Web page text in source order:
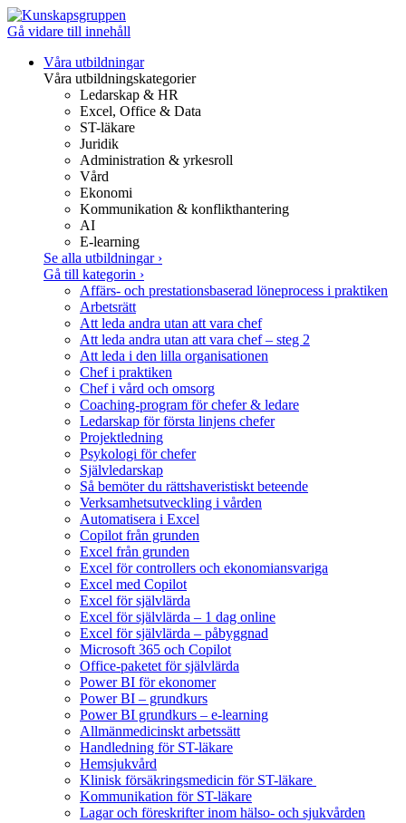
Gå vidare till innehåll
Våra utbildningar
Våra utbildningskategorier
Ledarskap & HR
Excel, Office & Data
ST-läkare
Juridik
Administration & yrkesroll
Vård
Ekonomi
Kommunikation & konflikthantering
AI
E-learning
Se alla utbildningar ›
Gå till kategorin ›
Affärs- och prestationsbaserad löneprocess i praktiken
Arbetsrätt
Att leda andra utan att vara chef
Att leda andra utan att vara chef – steg 2
Att leda i den lilla organisationen
Chef i praktiken
Chef i vård och omsorg
Coaching-program för chefer & ledare
Ledarskap för första linjens chefer
Projektledning
Psykologi för chefer
Självledarskap
Så bemöter du rättshaveristiskt beteende
Verksamhetsutveckling i vården
Automatisera i Excel
Copilot från grunden
Excel från grunden
Excel för controllers och ekonomiansvariga
Excel med Copilot
Excel för självlärda
Excel för självlärda – 1 dag online
Excel för självlärda – påbyggnad
Microsoft 365 och Copilot
Office-paketet för självlärda
Power BI för ekonomer
Power BI – grundkurs
Power BI grundkurs – e-learning
Allmänmedicinskt arbetssätt
Handledning för ST-läkare
Hemsjukvård
Klinisk försäkringsmedicin för ST-läkare
Kommunikation för ST-läkare
Lagar och föreskrifter inom hälso- och sjukvården